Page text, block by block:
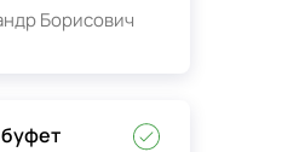
Борисович